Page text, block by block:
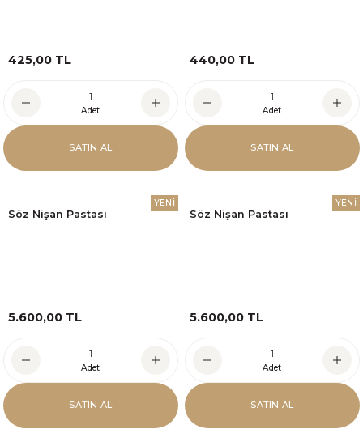
425,00 TL
Adet
SATIN AL
440,00 TL
Adet
SATIN AL
YENİ
Söz Nişan Pastası
5.600,00 TL
Adet
SATIN AL
YENİ
Söz Nişan Pastası
5.600,00 TL
Adet
SATIN AL